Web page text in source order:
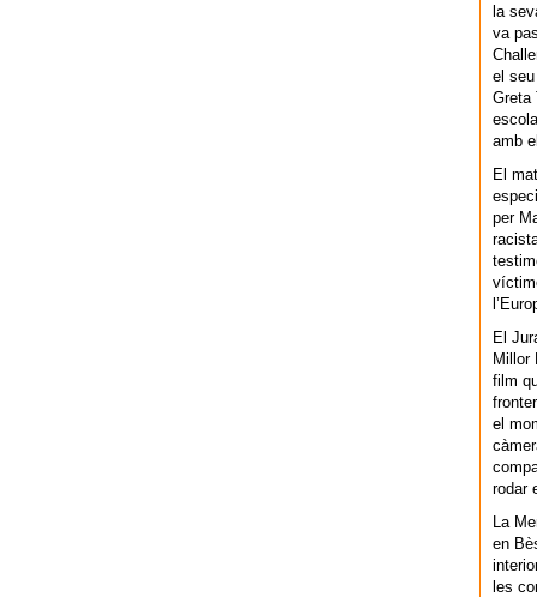
la
va
el
Greta
amb
El
per
El
Millor
film
el
rodar
La
en
les